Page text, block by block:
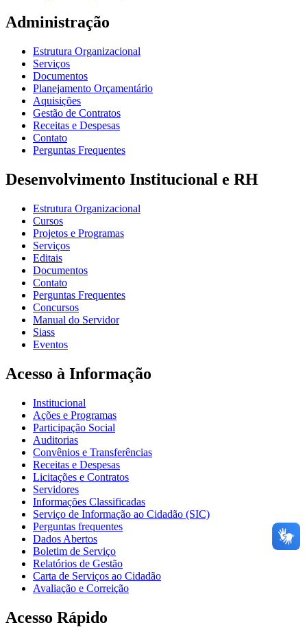
Administração
Estrutura Organizacional
Serviços
Documentos
Planejamento Orçamentário
Aquisições
Gestão de Contratos
Receitas e Despesas
Contato
Perguntas Frequentes
Desenvolvimento Institucional e RH
Estrutura Organizacional
Cursos
Projetos e Programas
Serviços
Editais
Documentos
Contato
Perguntas Frequentes
Concursos
Manual do Servidor
Siass
Eventos
Acesso à Informação
Institucional
Ações e Programas
Participação Social
Auditorias
Convênios e Transferências
Receitas e Despesas
Licitações e Contratos
Servidores
Informações Classificadas
Serviço de Informação ao Cidadão (SIC)
Perguntas frequentes
Dados Abertos
Boletim de Serviço
Relatórios de Gestão
Carta de Serviços ao Cidadão
Avaliação e Correição
Acesso Rápido